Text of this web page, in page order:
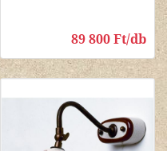
89 800 Ft/db